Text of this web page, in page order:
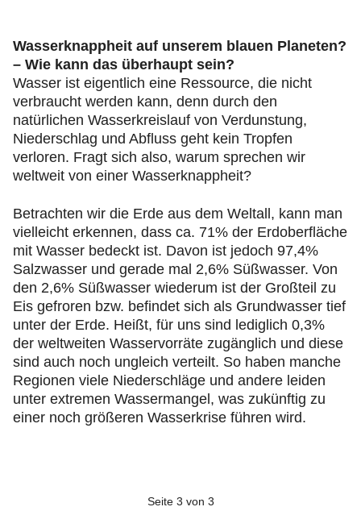
Wasserknappheit auf unserem blauen Planeten?
– Wie kann das überhaupt sein?
Wasser ist eigentlich eine Ressource, die nicht
verbraucht werden kann, denn durch den
natürlichen Wasserkreislauf von Verdunstung,
Niederschlag und Abfluss geht kein Tropfen
verloren. Fragt sich also, warum sprechen wir
weltweit von einer Wasserknappheit?
Betrachten wir die Erde aus dem Weltall, kann man
vielleicht erkennen, dass ca. 71% der Erdoberfläche
mit Wasser bedeckt ist. Davon ist jedoch 97,4%
Salzwasser und gerade mal 2,6% Süßwasser. Von
den 2,6% Süßwasser wiederum ist der Großteil zu
Eis gefroren bzw. befindet sich als Grundwasser tief
unter der Erde. Heißt, für uns sind lediglich 0,3%
der weltweiten Wasservorräte zugänglich und diese
sind auch noch ungleich verteilt. So haben manche
Regionen viele Niederschläge und andere leiden
unter extremen Wassermangel, was zukünftig zu
einer noch größeren Wasserkrise führen wird.
Seite 3 von 3